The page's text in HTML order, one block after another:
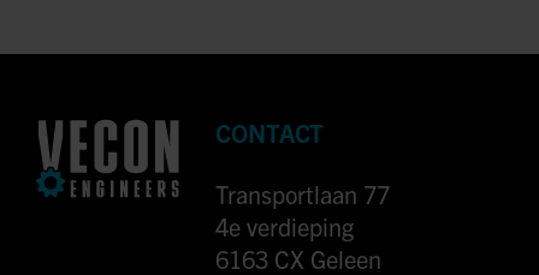
CONTACT
Transportlaan 77
4e verdieping
6163 CX Geleen